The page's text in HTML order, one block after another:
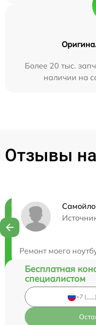
Более 20 тыс.
наличии на
Отзывы
Ремонт моего
Нужна
Бесплатная
специалистом